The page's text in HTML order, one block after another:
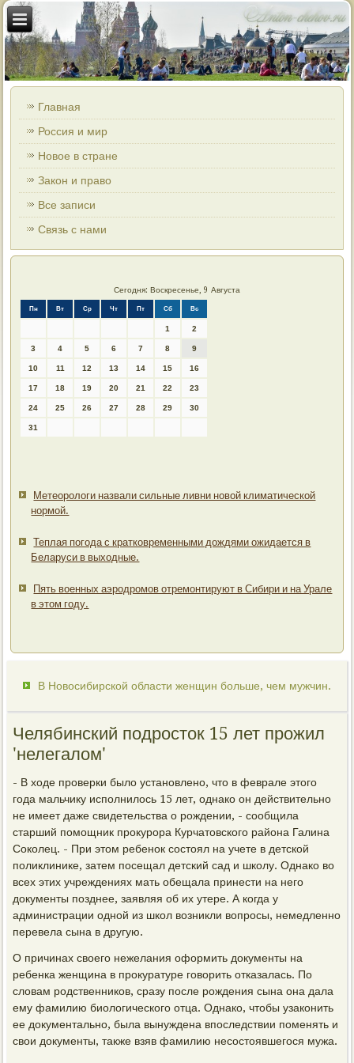
Главная
Россия и мир
Новое в стране
Закон и право
Все записи
Связь с нами
Сегодня: Воскресенье, 9 Августа
Пн Вт Ср Чт Пт Сб Вс
1 2
3 4 5 6 7 8 9
10 11 12 13 14 15 16
17 18 19 20 21 22 23
24 25 26 27 28 29 30
31
Метеорологи назвали сильные ливни новой климатической
нормой.
Теплая погода с кратковременными дождями ожидается в
Беларуси в выходные.
Пять военных аэродромов отремонтируют в Сибири и на Урале
в этом году.
В Новосибирской области женщин больше, чем мужчин.
Челябинский подросток 15 лет прожил
'нелегалом'
- В ходе проверки было установлено, что в феврале этого
года мальчику исполнилось 15 лет, однако он действительно
не имеет даже свидетельства о рождении, - сообщила
старший помощник прокурора Курчатовского района Галина
Соколец. - При этом ребенок состоял на учете в детской
поликлинике, затем посещал детский сад и школу. Однако во
всех этих учреждениях мать обещала принести на него
документы позднее, заявляя об их утере. А когда у
администрации одной из школ возникли вопросы, немедленно
перевела сына в другую.
О причинах своего нежелания оформить документы на
ребенка женщина в прокуратуре говорить отказалась. По
словам родственников, сразу после рождения сына она дала
ему фамилию биологического отца. Однако, чтобы узаконить
ее документально, была вынуждена впоследствии поменять и
свои документы, также взяв фамилию несостоявшегося мужа.